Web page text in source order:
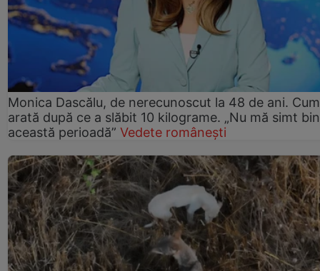
Monica Dascălu, de nerecunoscut la 48 de ani. Cum
arată după ce a slăbit 10 kilograme. „Nu mă simt
această perioadă” Vedete românești